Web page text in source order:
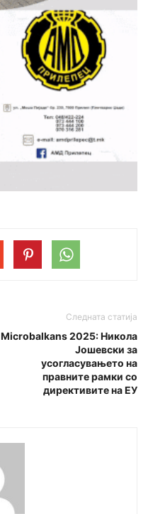
Следната статија
Microbalkans 2025: Никола
Јошевски за
усогласувањето на
правните рамки со
директивите на ЕУ